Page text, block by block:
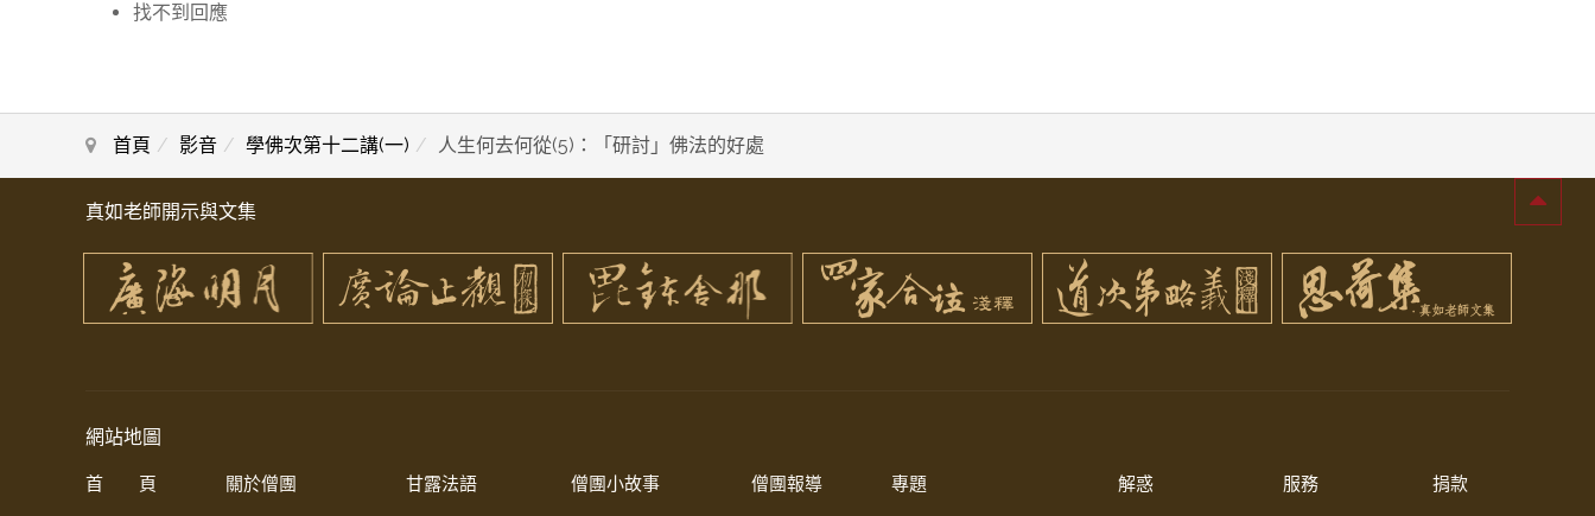
找不到回應
首頁 影音 學佛次第十二講(一) 人生何去何從(5)：「研討」佛法的好處
真如老師開示與文集
網站地圖
首 頁 關於僧團 甘露法語 僧團小故事 僧團報導 專題 解惑 服務 捐款